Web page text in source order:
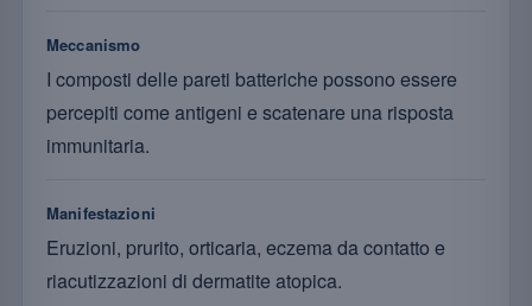
Meccanismo
I composti delle pareti batteriche possono essere
percepiti come antigeni e scatenare una risposta
immunitaria.
Manifestazioni
Eruzioni, prurito, orticaria, eczema da contatto e
riacutizzazioni di dermatite atopica.